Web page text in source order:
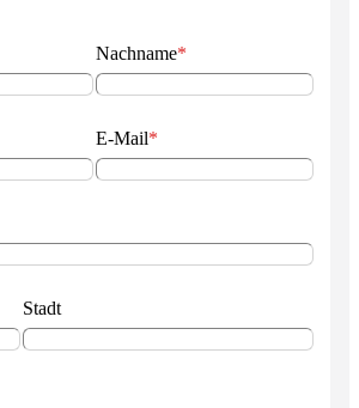
Nachname*
E-Mail*
Stadt